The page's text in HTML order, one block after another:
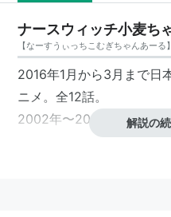
ナースウィッチ小麦ち
【なーすうぃっちこむぎちゃんあーる】
2016年1月から3月まで日
ニメ。全12話。
2002年〜2005年にかけ
のOVA『ナースウィッチ
解説の